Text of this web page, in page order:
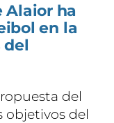
Alaior ha
en la
del
del
objetivos del